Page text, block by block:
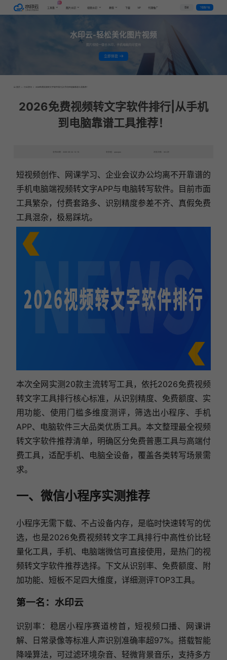
工具集
AI
图片水印 视频水印 教程 下载 VIP 代理推广 登录 下载客户端
水印云-轻松美化图片视频
图片视频一键去水印，手机电脑均可使用
立即体验
首页 > 行业资讯 > 2026免费视频转文字软件排行|从手机到电脑靠谱工具推荐！
2026免费视频转文字软件排行|从手机
到电脑靠谱工具推荐！
发布日期：2026-06-04 14:18 发表者：qianqian 浏览次数：642次
短视频创作、网课学习、企业会议办公均离不开靠谱的
手机电脑端视频转文字APP与电脑转写软件。目前市面
工具繁杂，付费套路多、识别精度参差不齐、真假免费
工具混杂，极易踩坑。
本次全网实测20款主流转写工具，依托2026免费视频
转文字工具排行核心标准，从识别精度、免费额度、实
用功能、使用门槛多维度测评，筛选出小程序、手机
APP、电脑软件三大品类优质工具。本文整理最全视频
转文字软件推荐清单，明确区分免费普惠工具与高端付
费工具，适配手机、电脑全设备，覆盖各类转写场景需
求。
一、微信小程序实测推荐
小程序无需下载、不占设备内存，是临时快速转写的优
选，也是2026免费视频转文字工具排行中高性价比轻
量化工具，手机、电脑端微信可直接使用，是热门的视
频转文字软件推荐选择。下文从识别率、免费额度、附
加功能、短板不足四大维度，详细测评TOP3工具。
第一名：水印云
识别率：稳居小程序赛道榜首，短视频口播、网课讲
解、日常录像等标准人声识别准确率超97%。搭载智能
降噪算法，可过滤环境杂音、轻微背景音乐，支持多方